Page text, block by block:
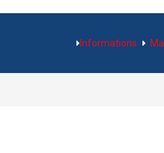
Informations